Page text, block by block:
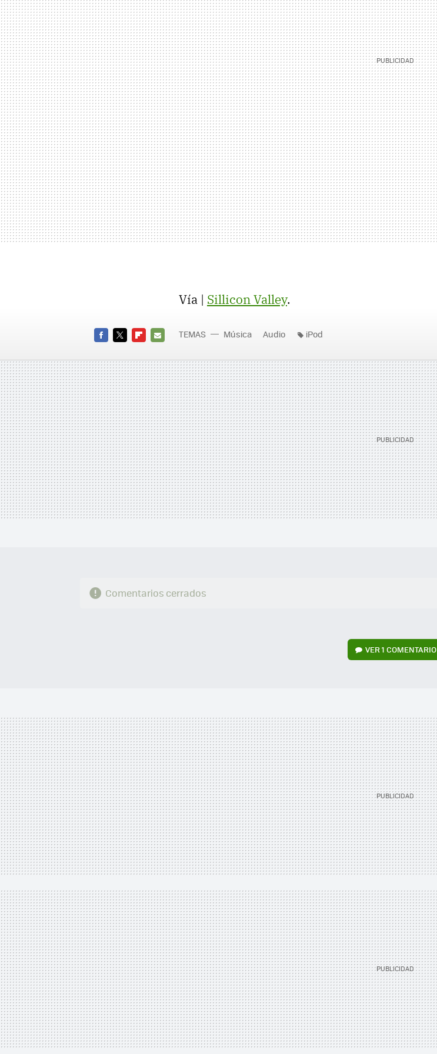
Vía | Sillicon Valley.
MAIL
TEMAS Música Audio iPod
Comentarios cerrados
VER1 COMENTARIO